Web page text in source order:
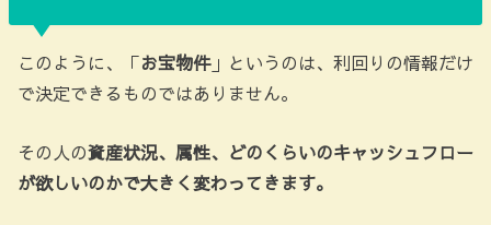
このように、「お宝物件」というのは、利回りの情報だけ
で決定できるものではありません。
その人の資産状況、属性、どのくらいのキャッシュフロー
が欲しいのかで大きく変わってきます。